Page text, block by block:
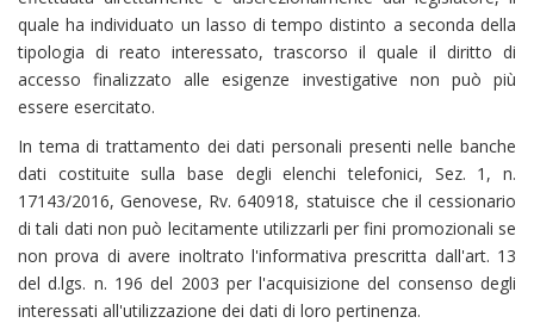
quale ha individuato un lasso di tempo distinto a seconda della
tipologia di reato interessato, trascorso il quale il diritto di
accesso finalizzato alle esigenze investigative non può più
essere esercitato.
In tema di trattamento dei dati personali presenti nelle banche
dati costituite sulla base degli elenchi telefonici, Sez. 1, n.
17143/2016, Genovese, Rv. 640918, statuisce che il cessionario
di tali dati non può lecitamente utilizzarli per fini promozionali se
non prova di avere inoltrato l'informativa prescritta dall'art. 13
del d.lgs. n. 196 del 2003 per l'acquisizione del consenso degli
interessati all'utilizzazione dei dati di loro pertinenza.